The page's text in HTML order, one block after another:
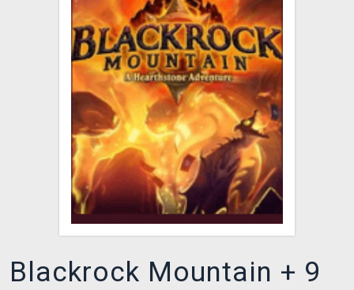
PRODEJNY
DOPRAVA
XZONE KLUB
TCG & BOARDGAME HUB
VÝKUP HER (BAZAR)
Blackrock Mountain + 9